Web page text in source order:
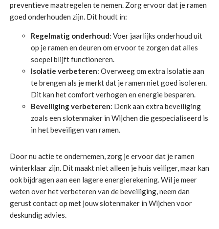
preventieve maatregelen te nemen. Zorg ervoor dat je ramen
goed onderhouden zijn. Dit houdt in:
Regelmatig onderhoud: Voer jaarlijks onderhoud uit
op je ramen en deuren om ervoor te zorgen dat alles
soepel blijft functioneren.
Isolatie verbeteren: Overweeg om extra isolatie aan
te brengen als je merkt dat je ramen niet goed isoleren.
Dit kan het comfort verhogen en energie besparen.
Beveiliging verbeteren: Denk aan extra beveiliging
zoals een slotenmaker in Wijchen die gespecialiseerd is
in het beveiligen van ramen.
Door nu actie te ondernemen, zorg je ervoor dat je ramen
winterklaar zijn. Dit maakt niet alleen je huis veiliger, maar kan
ook bijdragen aan een lagere energierekening. Wil je meer
weten over het verbeteren van de beveiliging, neem dan
gerust contact op met jouw slotenmaker in Wijchen voor
deskundig advies.